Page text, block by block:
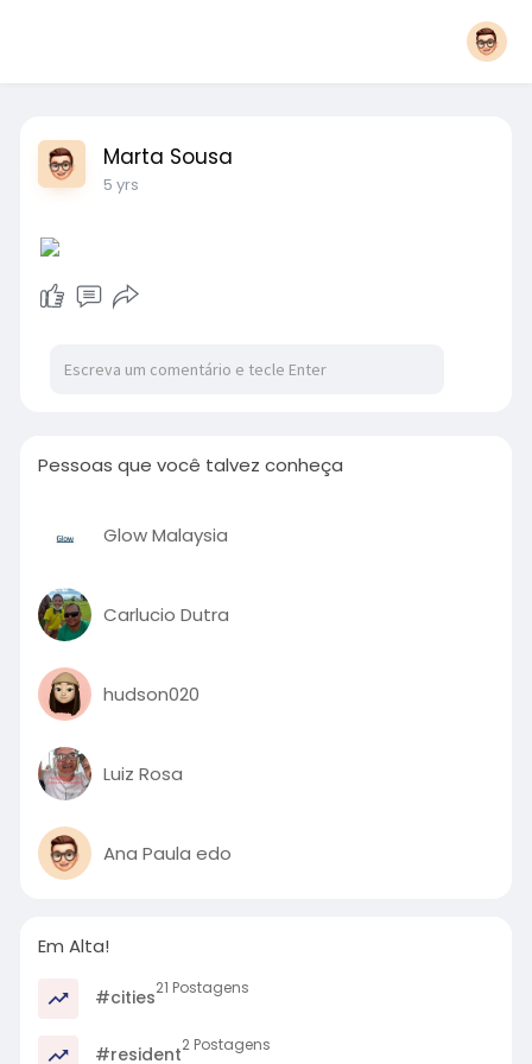
Marta Sousa
5 yrs
Pessoas que você talvez conheça
Glow Malaysia
Carlucio Dutra
hudson020
Luiz Rosa
Ana Paula edo
Em Alta!
#cities21 Postagens
#resident2 Postagens